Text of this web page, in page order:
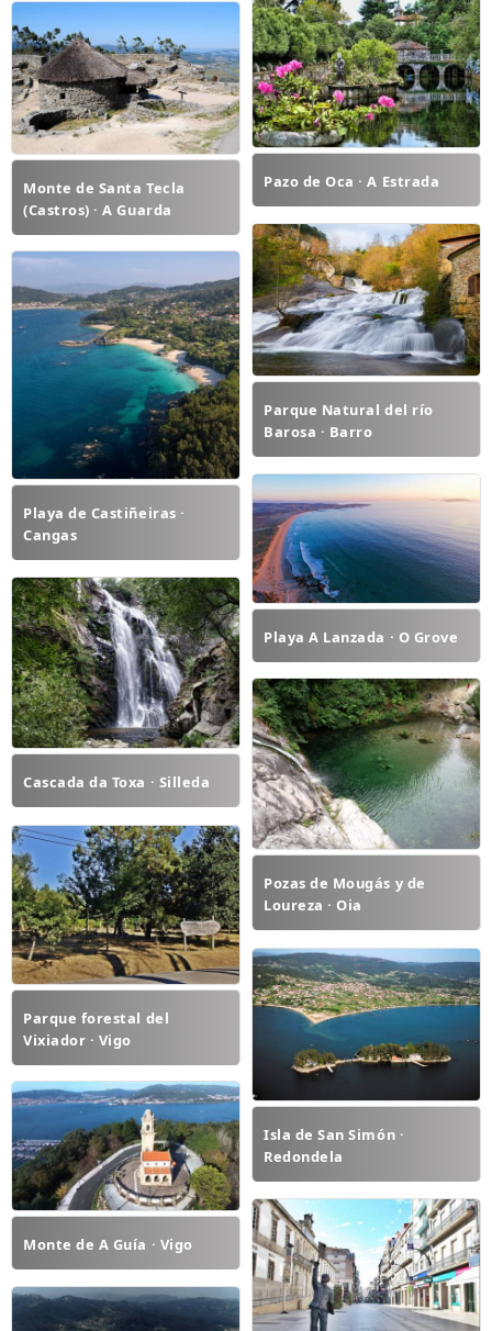
Pazo de Oca · A Estrada
Monte de Santa Tecla
(Castros) · A Guarda
Parque Natural del río
Barosa · Barro
Playa de Castiñeiras ·
Cangas
Playa A Lanzada · O Grove
Cascada da Toxa · Silleda
Pozas de Mougás y de
Loureza · Oia
Parque forestal del
Vixiador · Vigo
Isla de San Simón ·
Redondela
Monte de A Guía · Vigo